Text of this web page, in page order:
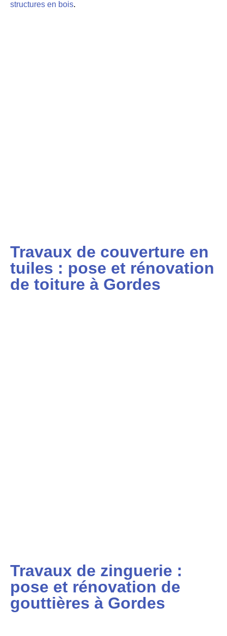
structures en bois.
Travaux de couverture en
tuiles : pose et rénovation
de toiture à Gordes
Travaux de zinguerie :
pose et rénovation de
gouttières à Gordes